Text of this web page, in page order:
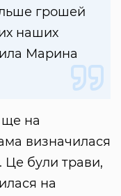
грошей
наших
Марина
ще на
визначилася
Це були трави,
на